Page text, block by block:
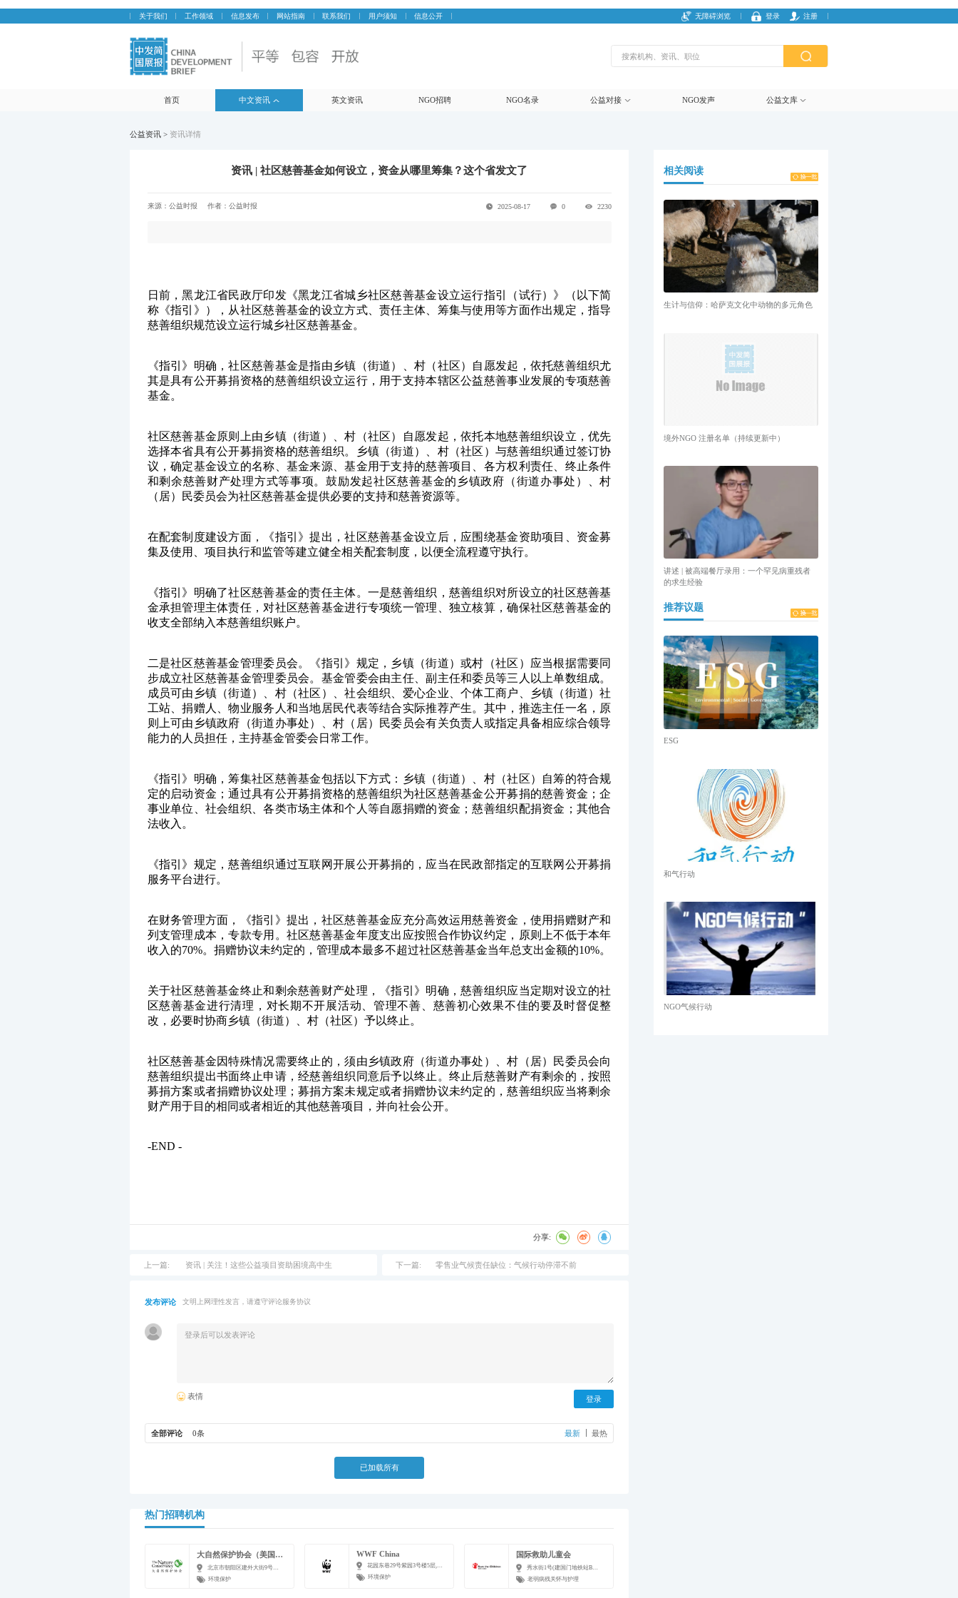
关于我们 工作领域 信息发布 网站指南 联系我们 用户须知 信息公开 无障碍浏览 登录 注册
首页 中文资讯 英文资讯 NGO招聘 NGO名录 公益对接 NGO发声 公益文库
公益资讯 > 资讯详情
资讯 | 社区慈善基金如何设立，资金从哪里筹集？这个省发文了
来源： 公益时报 作者： 公益时报 2025-08-17 0 2230
日前，黑龙江省民政厅印发《黑龙江省城乡社区慈善基金设立运行指引（试行）》（以下简
称《指引》），从社区慈善基金的设立方式、责任主体、筹集与使用等方面作出规定，指导
慈善组织规范设立运行城乡社区慈善基金。
《指引》明确，社区慈善基金是指由乡镇（街道）、村（社区）自愿发起，依托慈善组织尤
其是具有公开募捐资格的慈善组织设立运行，用于支持本辖区公益慈善事业发展的专项慈善
基金。
社区慈善基金原则上由乡镇（街道）、村（社区）自愿发起，依托本地慈善组织设立，优先
选择本省具有公开募捐资格的慈善组织。乡镇（街道）、村（社区）与慈善组织通过签订协
议，确定基金设立的名称、基金来源、基金用于支持的慈善项目、各方权利责任、终止条件
和剩余慈善财产处理方式等事项。鼓励发起社区慈善基金的乡镇政府（街道办事处）、村
（居）民委员会为社区慈善基金提供必要的支持和慈善资源等。
在配套制度建设方面，《指引》提出，社区慈善基金设立后，应围绕基金资助项目、资金募
集及使用、项目执行和监管等建立健全相关配套制度，以便全流程遵守执行。
《指引》明确了社区慈善基金的责任主体。一是慈善组织，慈善组织对所设立的社区慈善基
金承担管理主体责任，对社区慈善基金进行专项统一管理、独立核算，确保社区慈善基金的
收支全部纳入本慈善组织账户。
二是社区慈善基金管理委员会。《指引》规定，乡镇（街道）或村（社区）应当根据需要同
步成立社区慈善基金管理委员会。基金管委会由主任、副主任和委员等三人以上单数组成。
成员可由乡镇（街道）、村（社区）、社会组织、爱心企业、个体工商户、乡镇（街道）社
工站、捐赠人、物业服务人和当地居民代表等结合实际推荐产生。其中，推选主任一名，原
则上可由乡镇政府（街道办事处）、村（居）民委员会有关负责人或指定具备相应综合领导
能力的人员担任，主持基金管委会日常工作。
《指引》明确，筹集社区慈善基金包括以下方式：乡镇（街道）、村（社区）自筹的符合规
定的启动资金；通过具有公开募捐资格的慈善组织为社区慈善基金公开募捐的慈善资金；企
事业单位、社会组织、各类市场主体和个人等自愿捐赠的资金；慈善组织配捐资金；其他合
法收入。
《指引》规定，慈善组织通过互联网开展公开募捐的，应当在民政部指定的互联网公开募捐
服务平台进行。
在财务管理方面，《指引》提出，社区慈善基金应充分高效运用慈善资金，使用捐赠财产和
列支管理成本，专款专用。社区慈善基金年度支出应按照合作协议约定，原则上不低于本年
收入的70%。捐赠协议未约定的，管理成本最多不超过社区慈善基金当年总支出金额的10%。
关于社区慈善基金终止和剩余慈善财产处理，《指引》明确，慈善组织应当定期对设立的社
区慈善基金进行清理，对长期不开展活动、管理不善、慈善初心效果不佳的要及时督促整
改，必要时协商乡镇（街道）、村（社区）予以终止。
社区慈善基金因特殊情况需要终止的，须由乡镇政府（街道办事处）、村（居）民委员会向
慈善组织提出书面终止申请，经慈善组织同意后予以终止。终止后慈善财产有剩余的，按照
募捐方案或者捐赠协议处理；募捐方案未规定或者捐赠协议未约定的，慈善组织应当将剩余
财产用于目的相同或者相近的其他慈善项目，并向社会公开。
-END -
分享:
上一篇: 资讯 | 关注！这些公益项目资助困境高中生 下一篇: 零售业气候责任缺位：气候行动停滞不前
发布评论 文明上网理性发言，请遵守评论服务协议
表情 登录
全部评论 0条 最新 最热
已加载所有
热门招聘机构
大自然保护协会（美国）北京代表处
北京市朝阳区建外大街9号齐家园外交公寓4-2
环境保护
WWF China
花园东巷29号紫园3号楼5层, 世界自然基金会(瑞士)北京代表处
环境保护
国际救助儿童会
秀水街1号(建国门地铁站B东北口步行290米), 建国门外外交公寓
老弱病残关怀与护理
相关阅读
生计与信仰：哈萨克文化中动物的多元角色
境外NGO 注册名单（持续更新中）
讲述 | 被高端餐厅录用：一个罕见病重残者
的求生经验
推荐议题
ESG
和气行动
NGO气候行动